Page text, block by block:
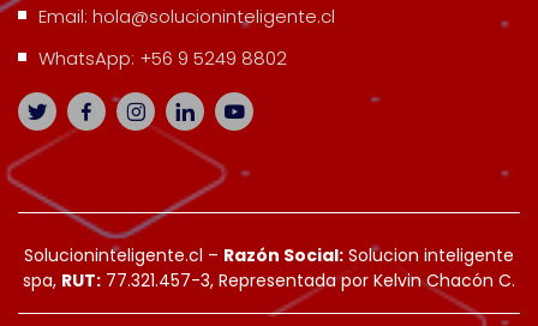
Email: hola@solucioninteligente.cl
WhatsApp: +56 9 5249 8802
Solucioninteligente.cl – Razón Social: Solucion inteligente
spa, RUT: 77.321.457-3, Representada por Kelvin Chacón C.